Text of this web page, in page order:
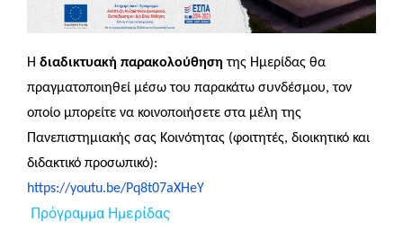
Η διαδικτυακή παρακολούθηση της Ημερίδας θα
πραγματοποιηθεί μέσω του παρακάτω συνδέσμου, τον
οποίο μπορείτε να κοινοποιήσετε στα μέλη της
Πανεπιστημιακής σας Κοινότητας (φοιτητές, διοικητικό και
διδακτικό προσωπικό):
https://youtu.be/Pq8t07aXHeY
Πρόγραμμα Ημερίδας